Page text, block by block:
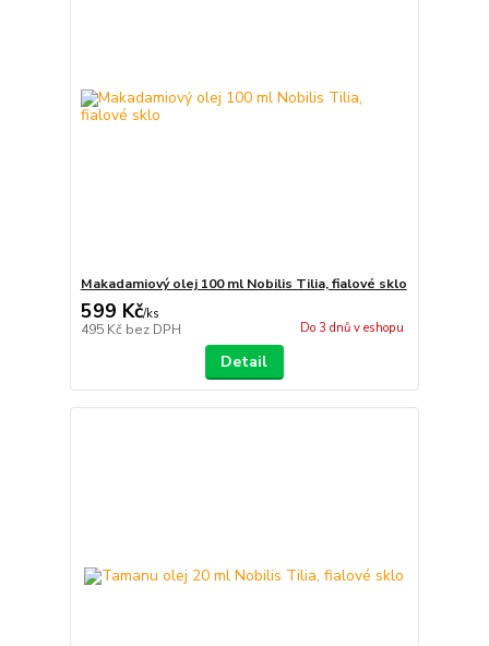
Makadamiový olej 100 ml Nobilis Tilia, fialové sklo
599 Kč/ks
495 Kč bez DPH Do 3 dnů v eshopu
Detail